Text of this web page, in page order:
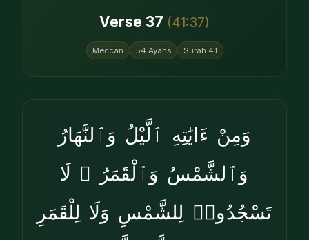
Verse 37 (41:37)
Meccan 54 Ayahs Surah 41
وَمِنْ ءَايَٰتِهِ ٱلَّيْلُ وَٱلنَّهَارُ
وَٱلشَّمْسُ وَٱلْقَمَرُ ۚ لَا
تَسْجُدُوا۟ لِلشَّمْسِ وَلَا لِلْقَمَرِ